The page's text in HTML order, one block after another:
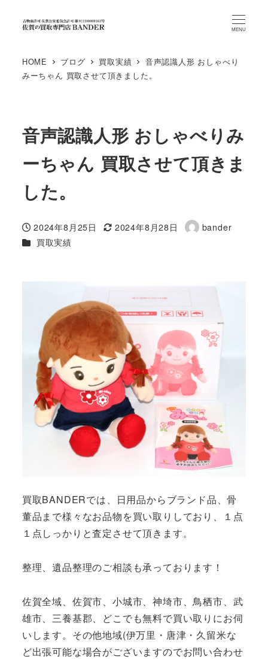
MENU
HOME ブログ 買取実績
音声認識人形 おしゃべり
みーちゃん 買取させて頂きました。
音声認識人形 おしゃべりみ
ーちゃん 買取させて頂きま
した。
投稿日
2024年8月25日
更新日
2024年8月28日
著
bander
カテゴリー
買取実績
買取BANDERでは、日用品からブランド品、骨
董品まで様々なお品物を買い取りしており、１点
１点しっかりと査定させて頂きます。
整理、遺品整理のご相談も承っております！
佐賀全域、佐賀市、小城市、神埼市、鳥栖市、武
雄市、三養基郡、どこでも無料で買い取りにお伺
いします。その他地域(伊万里・唐津・久留米な
ど出張可能な場合がございますのでお問い合わせ